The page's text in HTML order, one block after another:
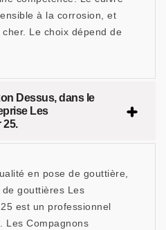
à la corrosion, et
Le choix dépend de
Dessus, dans le
Les
25.
en pose de gouttière,
de gouttières Les
est un professionnel
Les Compagnons